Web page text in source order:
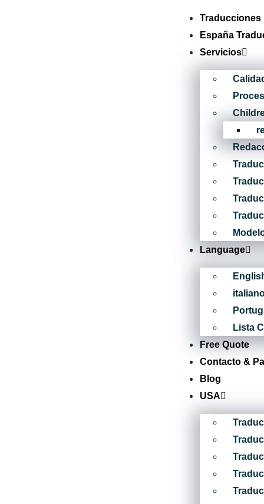
Traducciones
España
Servicios
Language
Lista
Free Quote
Contacto &
Blog
USA